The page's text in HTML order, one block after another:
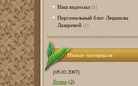
Наш видеозал [5]
Персональный блог Людмилы
Лазаревой [1]
Новые материалв
[05.03.2007]
Вовка (2)